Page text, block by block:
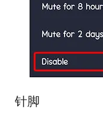
针脚